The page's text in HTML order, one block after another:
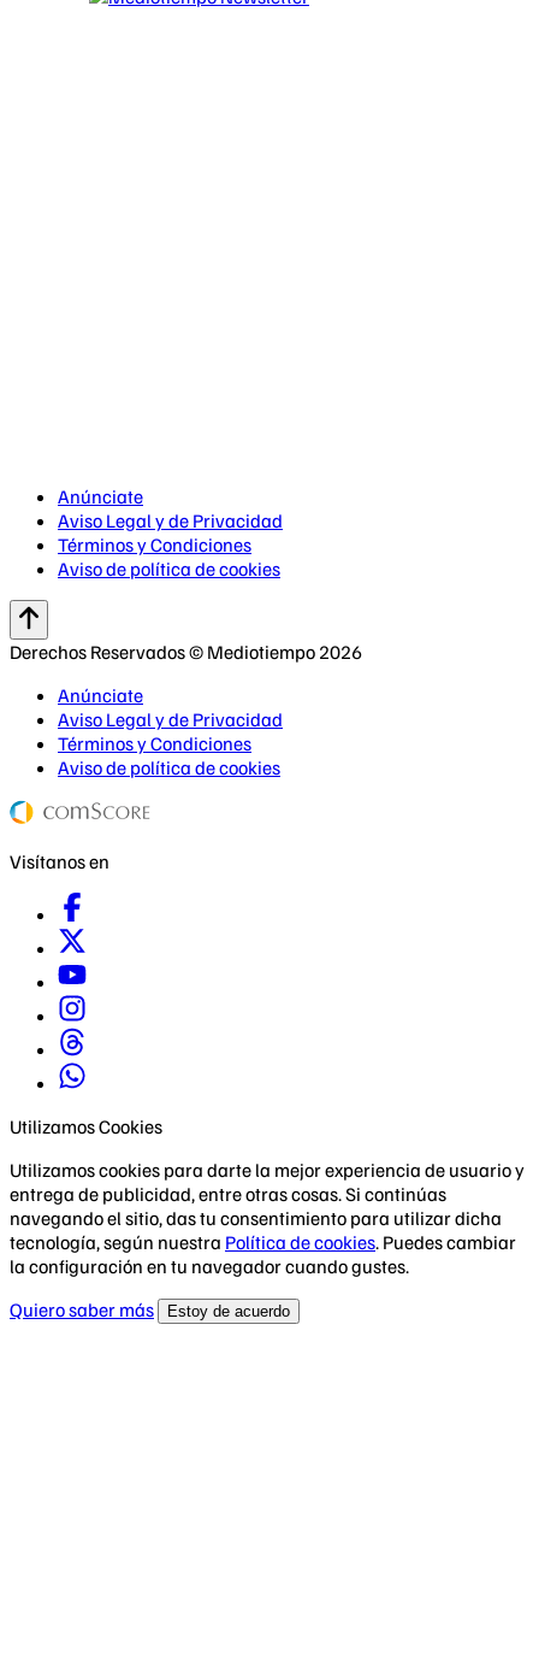
Anúnciate
Aviso Legal y de Privacidad
Términos y Condiciones
Aviso de política de cookies
Derechos Reservados © Mediotiempo 2026
Anúnciate
Aviso Legal y de Privacidad
Términos y Condiciones
Aviso de política de cookies
Visítanos en
Utilizamos Cookies
Utilizamos cookies para darte la mejor experiencia de usuario y
entrega de publicidad, entre otras cosas. Si continúas
navegando el sitio, das tu consentimiento para utilizar dicha
tecnología, según nuestra Política de cookies. Puedes cambiar
la configuración en tu navegador cuando gustes.
Quiero saber más
Estoy de acuerdo